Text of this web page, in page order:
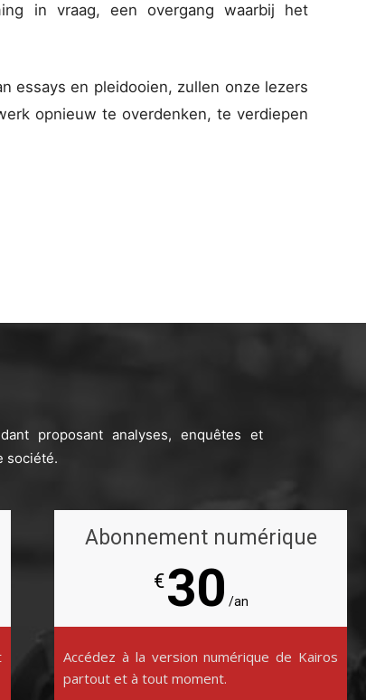
in vraag, een overgang waarbij het
essays en pleidooien, zullen onze lezers
opnieuw te overdenken, te verdiepen
proposant analyses, enquêtes et
société.
Abonnement numérique
€30 /an
Accédez à la version numérique de Kairos
partout et à tout moment.